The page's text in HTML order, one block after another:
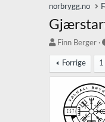
norbrygg.no
T
å
d
Finn Berger
Forrige 1